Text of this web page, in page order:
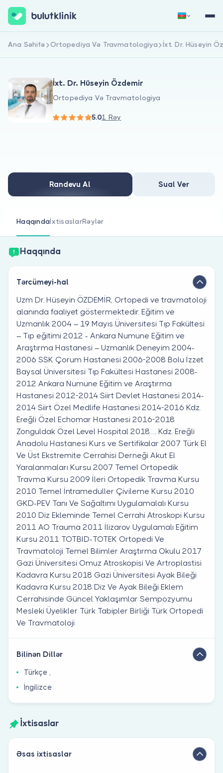
Həkimlər üçün
Həkim siniz?
Qeydiyyat Daxil Ol
Ana Səhifə Ortopediya Və Travmatologiya İxt. Dr. Hüseyin
İxt. Dr. Hüseyin Özdemir
Ortopediya Və Travmatologiya
5.01 Rəy
Randevu Al Sual Ver
HaqqındaİxtisaslarRəylər
Haqqında
Tərcümeyi-hal
Uzm Dr. Hüseyin ÖZDEMİR, Ortopedi ve travmatoloji
alanında faaliyet göstermektedir. Eğitim ve
Uzmanlık 2004 – 19 Mayıs Üniversitesi Tıp Fakültesi
– Tıp eğitimi 2012 - Ankara Numune Eğitim ve
Araştırma Hastanesi – Uzmanlık Deneyim 2004-
2006 SSK Çorum Hastanesi 2006-2008 Bolu İzzet
Baysal Üniversitesi Tıp Fakültesi Hastanesi 2008-
2012 Ankara Numune Eğitim ve Araştırma
Hastanesi 2012-2014 Siirt Devlet Hastanesi 2014-
2014 Siirt Özel Medlife Hastanesi 2014-2016 Kdz.
Ereğli Özel Echomar Hastanesi 2016-2018
Zonguldak Özel Level Hospital 2018…. Kdz. Ereğli
Anadolu Hastanesi Kurs ve Sertifikalar 2007 Türk El
Ve Üst Ekstremite Cerrahisi Derneği Akut El
Yaralanmaları Kursu 2007 Temel Ortopedik
Travma Kursu 2009 İleri Ortopedik Travma Kursu
2010 Temel İntrameduller Çivileme Kursu 2010
GKD-PEV Tanı Ve Sağaltımı Uygulamalalı Kursu
2010 Diz Ekleminde Temel Cerrahi Atroskopi Kursu
2011 AO Trauma 2011 İlizarov Uygulamalı Eğitim
Kursu 2011 TOTBID-TOTEK Ortopedi Ve
Travmatoloji Temel Bilimler Araştırma Okulu 2017
Gazi Üniversitesi Omuz Atroskopisi Ve Artroplastisi
Kadavra Kursu 2018 Gazi Üniversitesi Ayak Bileği
Kadavra Kursu 2018 Diz Ve Ayak Bileği Eklem
Cerrahisinde Güncel Yaklaşımlar Sempozyumu
Mesleki Üyelikler Türk Tabipler Birliği Türk Ortopedi
Ve Travmatoloji
Bilinən Dillər
Türkçe ,
İngilizce
İxtisaslar
Əsas ixtisaslar